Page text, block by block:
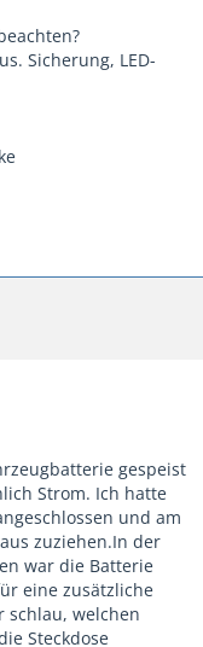
Sicherung, LED-
gespeist
Strom. Ich hatte
und am
zuziehen.In der
war die Batterie
eine zusätzliche
schlau, welchen
Steckdose